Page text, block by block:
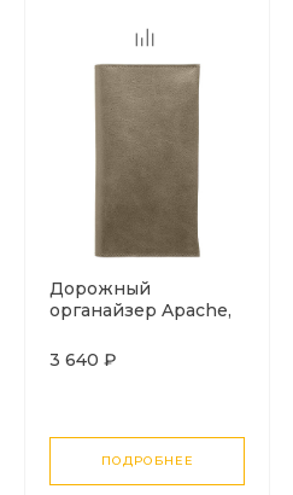
Дорожный
органайзер Apache,
3 640 ₽
ПОДРОБНЕЕ